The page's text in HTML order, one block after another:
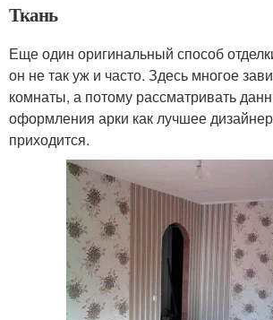
Ткань
Еще один оригинальный способ
он не так уж и часто. Здесь многое
комнаты, а потому рассматривать
оформления арки как лучшее
приходится.